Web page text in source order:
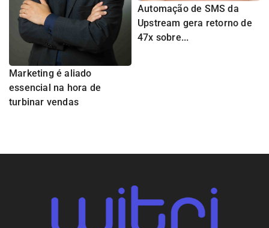
Marketing é aliado
essencial na hora de
turbinar vendas
Automação de SMS da
Upstream gera retorno de
47x sobre...